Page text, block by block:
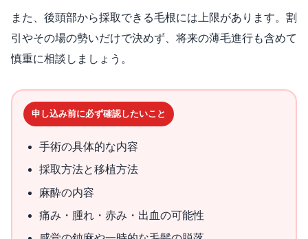
また、後頭部から採取できる毛根には上限があります。割
引やその場の勢いだけで決めず、将来の薄毛進行も含めて
慎重に相談しましょう。
申し込み前に必ず確認したいこと
手術の具体的な内容
採取方法と移植方法
麻酔の内容
痛み・腫れ・赤み・出血の可能性